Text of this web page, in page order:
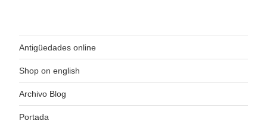
Antigüedades online
Shop on english
Archivo Blog
Portada